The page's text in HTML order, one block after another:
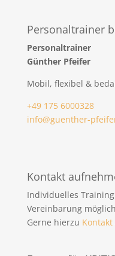
Personaltrainer
Personaltrainer
Günther Pfeifer
Mobil, flexibel &
+49 175 6000328
info@guenther-
Kontakt
Individuelles
Vereinbarung möglich
Gerne hierzu Kontakt